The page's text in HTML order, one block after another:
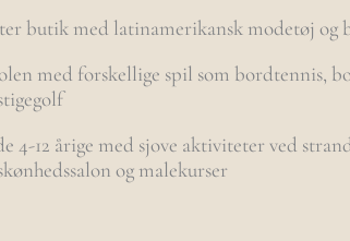
butik med latinamerikansk modetøj og
med forskellige spil som bordtennis,
4-12 årige med sjove aktiviteter ved
og malekurser